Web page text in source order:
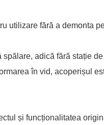
utilizare fără a demonta
spălare, adică fără stație
în vid, acoperișul
și funcționalitatea